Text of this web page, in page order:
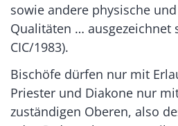
sowie andere physische
Qualitäten … ausgezeichnet
CIC/1983).
Bischöfe dürfen nur mit
Priester und Diakone nur
zuständigen Oberen, also